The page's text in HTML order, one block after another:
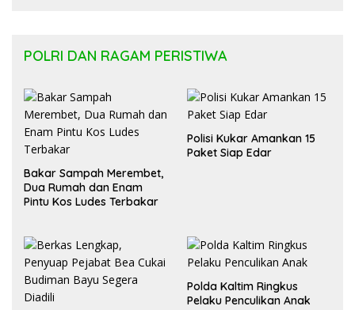
POLRI DAN RAGAM PERISTIWA
Bakar Sampah Merembet,
Dua Rumah dan Enam
Pintu Kos Ludes Terbakar
Polisi Kukar Amankan 15
Paket Siap Edar
Polda Kaltim Ringkus
Pelaku Penculikan Anak